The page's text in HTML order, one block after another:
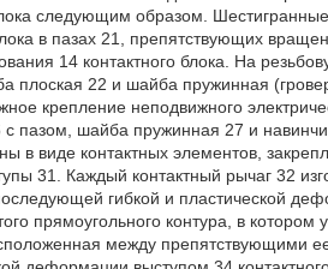
следующим образом. Шестигранные
в пазах 21, препятствующих
14 контактного блока. На
плоская 22 и шайба пружинная
крепление неподвижного
пазом, шайба пружинная 27 и
в виде контактных элементов,
31. Каждый контактный рычаг 32
гибкой и пластической
прямоугольного контура, в котором
между препятствующими